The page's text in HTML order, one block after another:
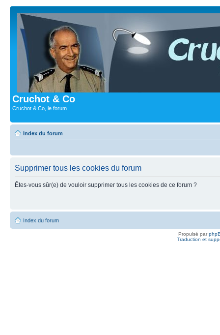
Cruchot & Co
Cruchot & Co, le forum
Index du forum
Supprimer tous les cookies du forum
Êtes-vous sûr(e) de vouloir supprimer tous les cookies de ce forum ?
Index du forum
Propulsé par
Traduction et